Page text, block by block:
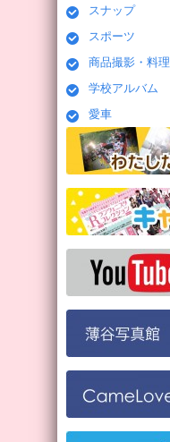
スナップ
スポーツ
商品撮影・料理
学校アルバム
愛車